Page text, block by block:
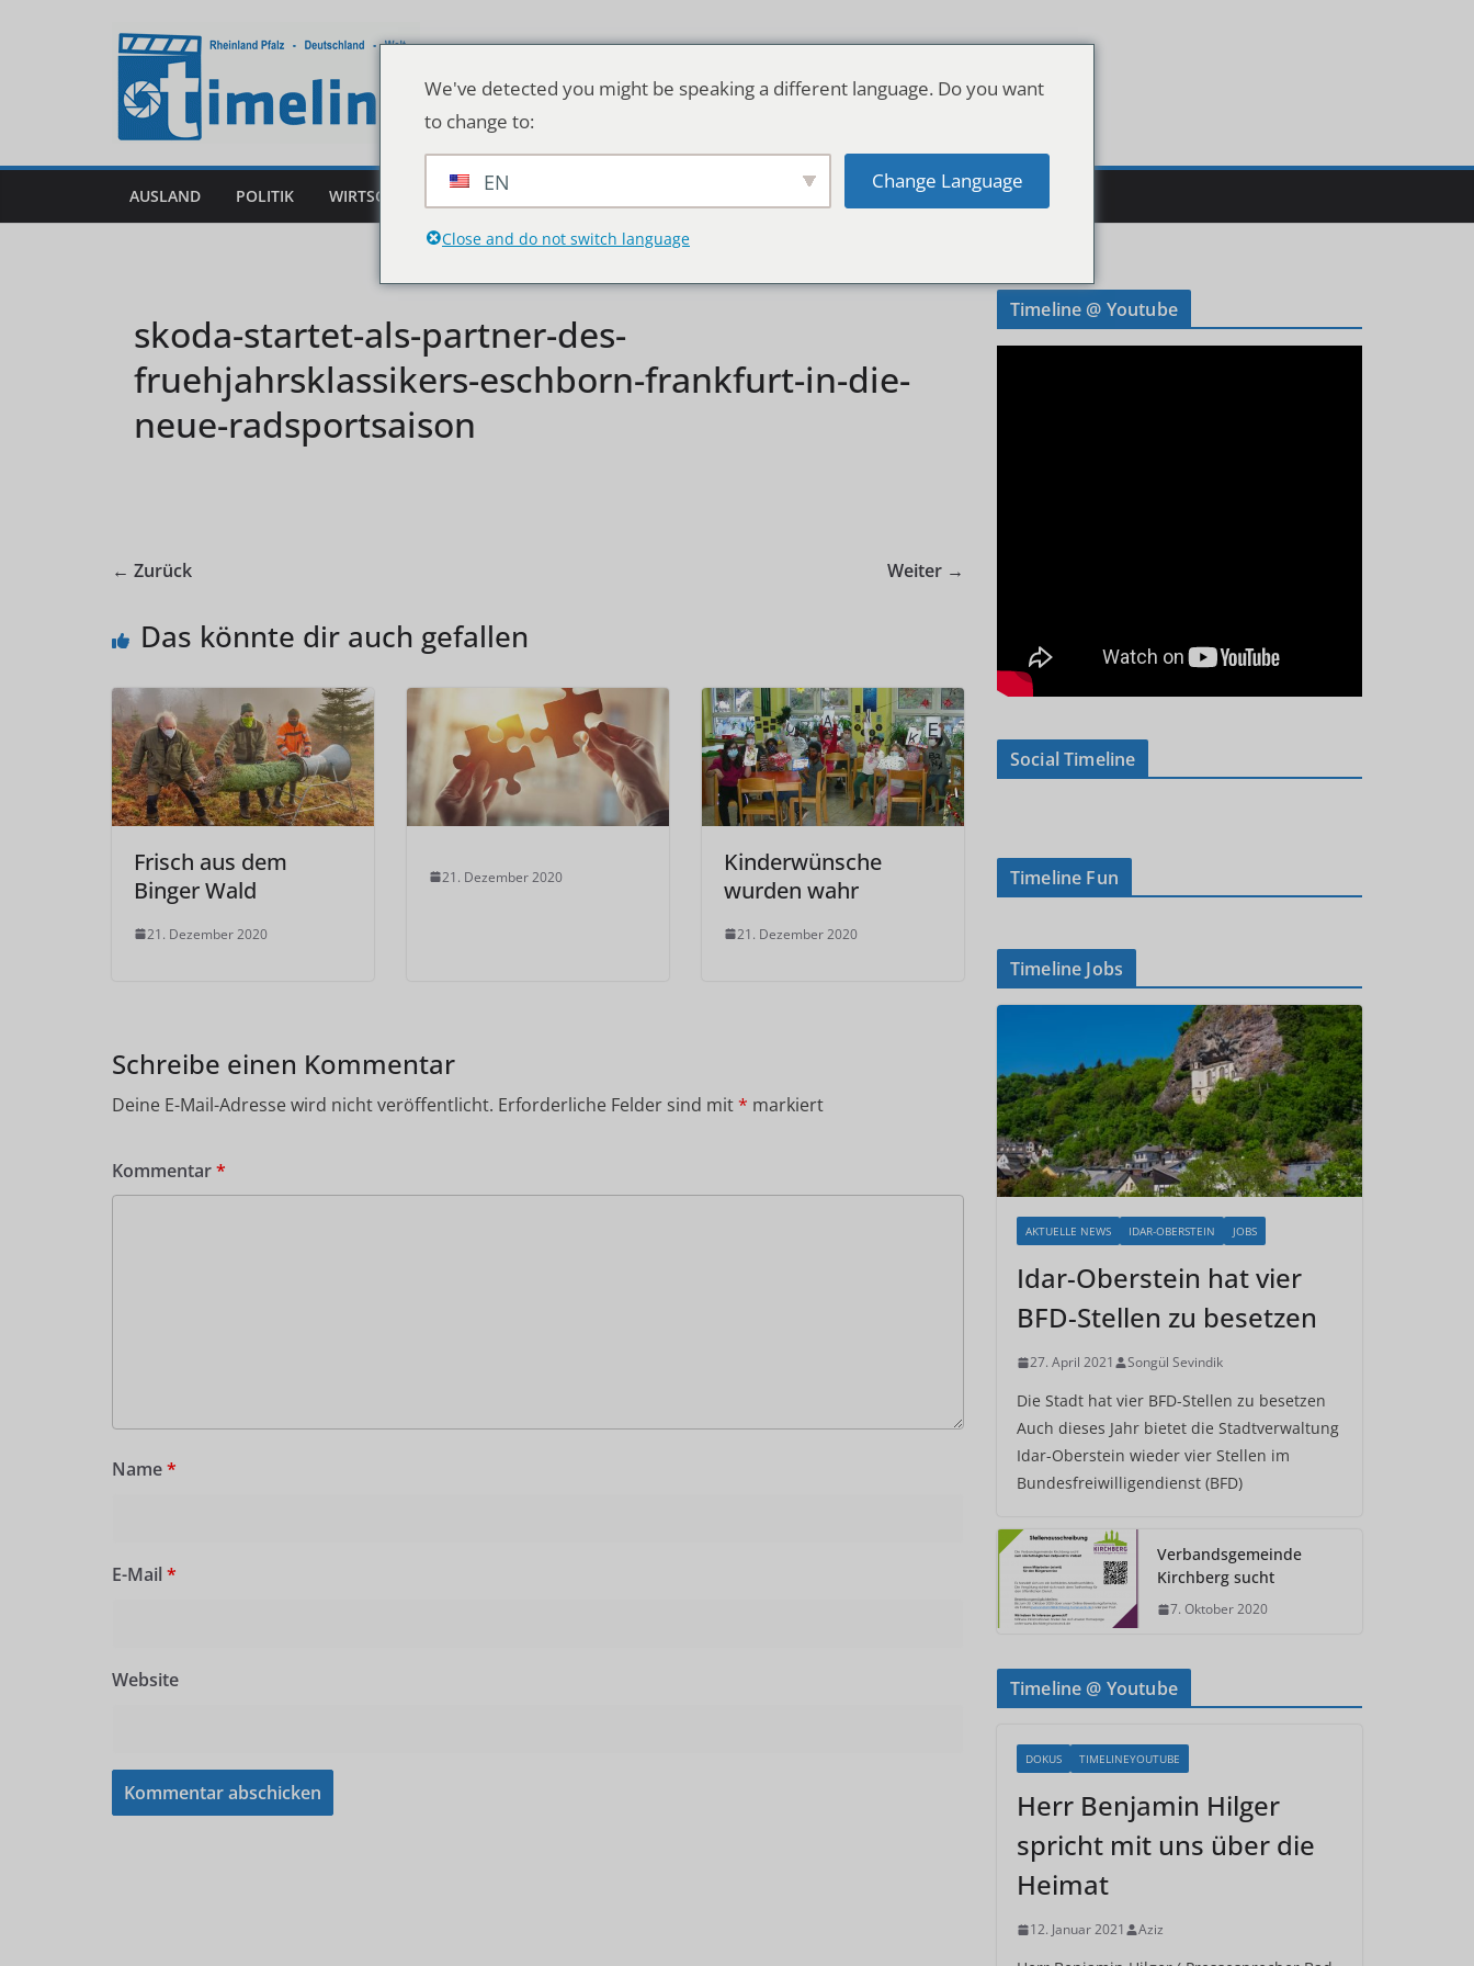
AUSLAND POLITIK WIRTSCHAFT DEUTSCHLAND & WELT
skoda-startet-als-partner-des-
fruehjahrsklassikers-eschborn-frankfurt-in-die-
neue-radsportsaison
← Zurück Weiter →
Das könnte dir auch gefallen
Frisch aus dem
Binger Wald
21. Dezember 2020
21. Dezember 2020
Kinderwünsche
wurden wahr
21. Dezember 2020
Schreibe einen Kommentar
Deine E-Mail-Adresse wird nicht veröffentlicht. Erforderliche Felder sind mit* markiert
Kommentar*
Name*
E-Mail *
Website
Timeline @ Youtube
Social Timeline
Timeline Fun
Timeline Jobs
AKTUELLE NEWS IDAR-OBERSTEIN JOBS
Idar-Oberstein hat vier
BFD-Stellen zu besetzen
27. April 2021 Songül Sevindik
Die Stadt hat vier BFD-Stellen zu besetzen
Auch dieses Jahr bietet die Stadtverwaltung
Idar-Oberstein wieder vier Stellen im
Bundesfreiwilligendienst (BFD)
Verbandsgemeinde
Kirchberg sucht
7. Oktober 2020
Timeline @ Youtube
DOKUS TIMELINEYOUTUBE
Herr Benjamin Hilger
spricht mit uns über die
Heimat
12. Januar 2021 Aziz
We've detected you might be speaking a different language. Do you want
to change to:
EN Change Language
Close and do not switch language